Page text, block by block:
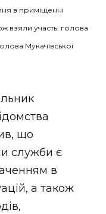
в приміщенні
взяли участь: голова
Мукачівської
що
служби є
в
а також